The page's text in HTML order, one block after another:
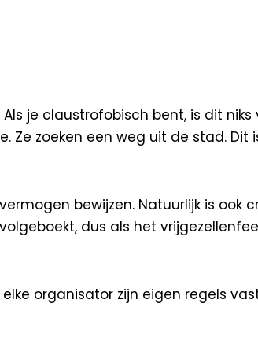
je claustrofobisch bent, is dit
zoeken een weg uit de stad. Dit
bewijzen. Natuurlijk is ook
dus als het
organisator zijn eigen regels